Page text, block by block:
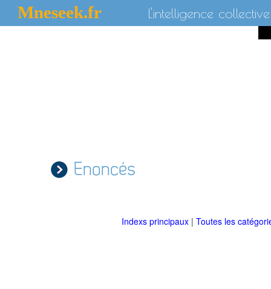
Mneseek.fr L'intelligence collective
Enoncés
Indexs principaux | Toutes les